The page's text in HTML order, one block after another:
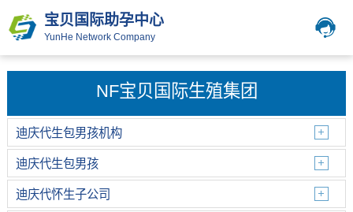
宝贝国际助孕中心
YunHe Network Company
NF宝贝国际生殖集团
迪庆代生包男孩机构
迪庆代生包男孩
迪庆代怀生子公司